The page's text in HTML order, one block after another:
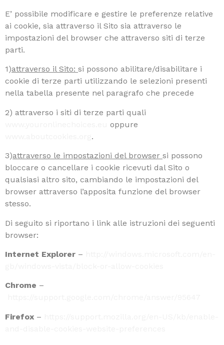
E’ possibile modificare e gestire le preferenze relative
ai cookie, sia attraverso il Sito sia attraverso le
impostazioni del browser che attraverso siti di terze
parti.
1)attraverso il Sito: si possono abilitare/disabilitare i
cookie di terze parti utilizzando le selezioni presenti
nella tabella presente nel paragrafo che precede
2) attraverso i siti di terze parti quali
oppure
.
3)attraverso le impostazioni del browser si possono
bloccare o cancellare i cookie ricevuti dal Sito o
qualsiasi altro sito, cambiando le impostazioni del
browser attraverso l’apposita funzione del browser
stesso.
Di seguito si riportano i link alle istruzioni dei seguenti
browser:
Internet Explorer –
Chrome –
Firefox –